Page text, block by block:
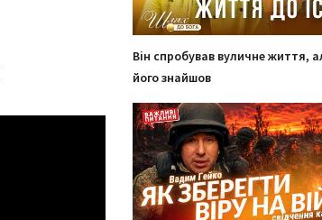
Він спробував вуличне життя,
його знайшов